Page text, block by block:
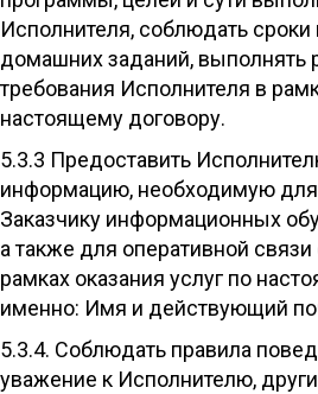
Исполнителя, соблюдать
домашних заданий, выполнять
требования Исполнителя в
настоящему договору.
5.3.3 Предоставить
информацию, необходимую для
Заказчику информационных
а также для оперативной
рамках оказания услуг по
именно: Имя и действующий
5.3.4. Соблюдать правила
уважение к Исполнителю,